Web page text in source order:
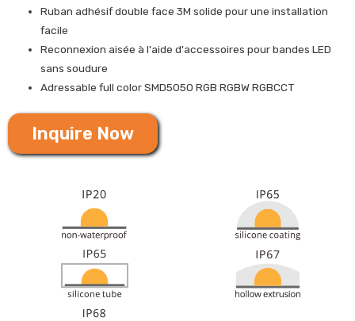
Ruban adhésif double face 3M solide pour une installation
facile
Reconnexion aisée à l'aide d'accessoires pour bandes LED
sans soudure
Adressable full color SMD5050 RGB RGBW RGBCCT
Inquire Now